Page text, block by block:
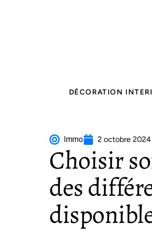
DÉCORATION
Immo 2 octobre 2024
Choisir
des